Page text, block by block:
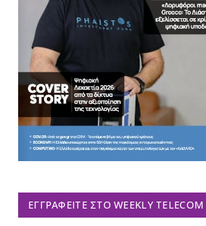
ΕΓΓΡΑΦΕΊΤΕ ΣΤΟ WEEKLY TELECOM